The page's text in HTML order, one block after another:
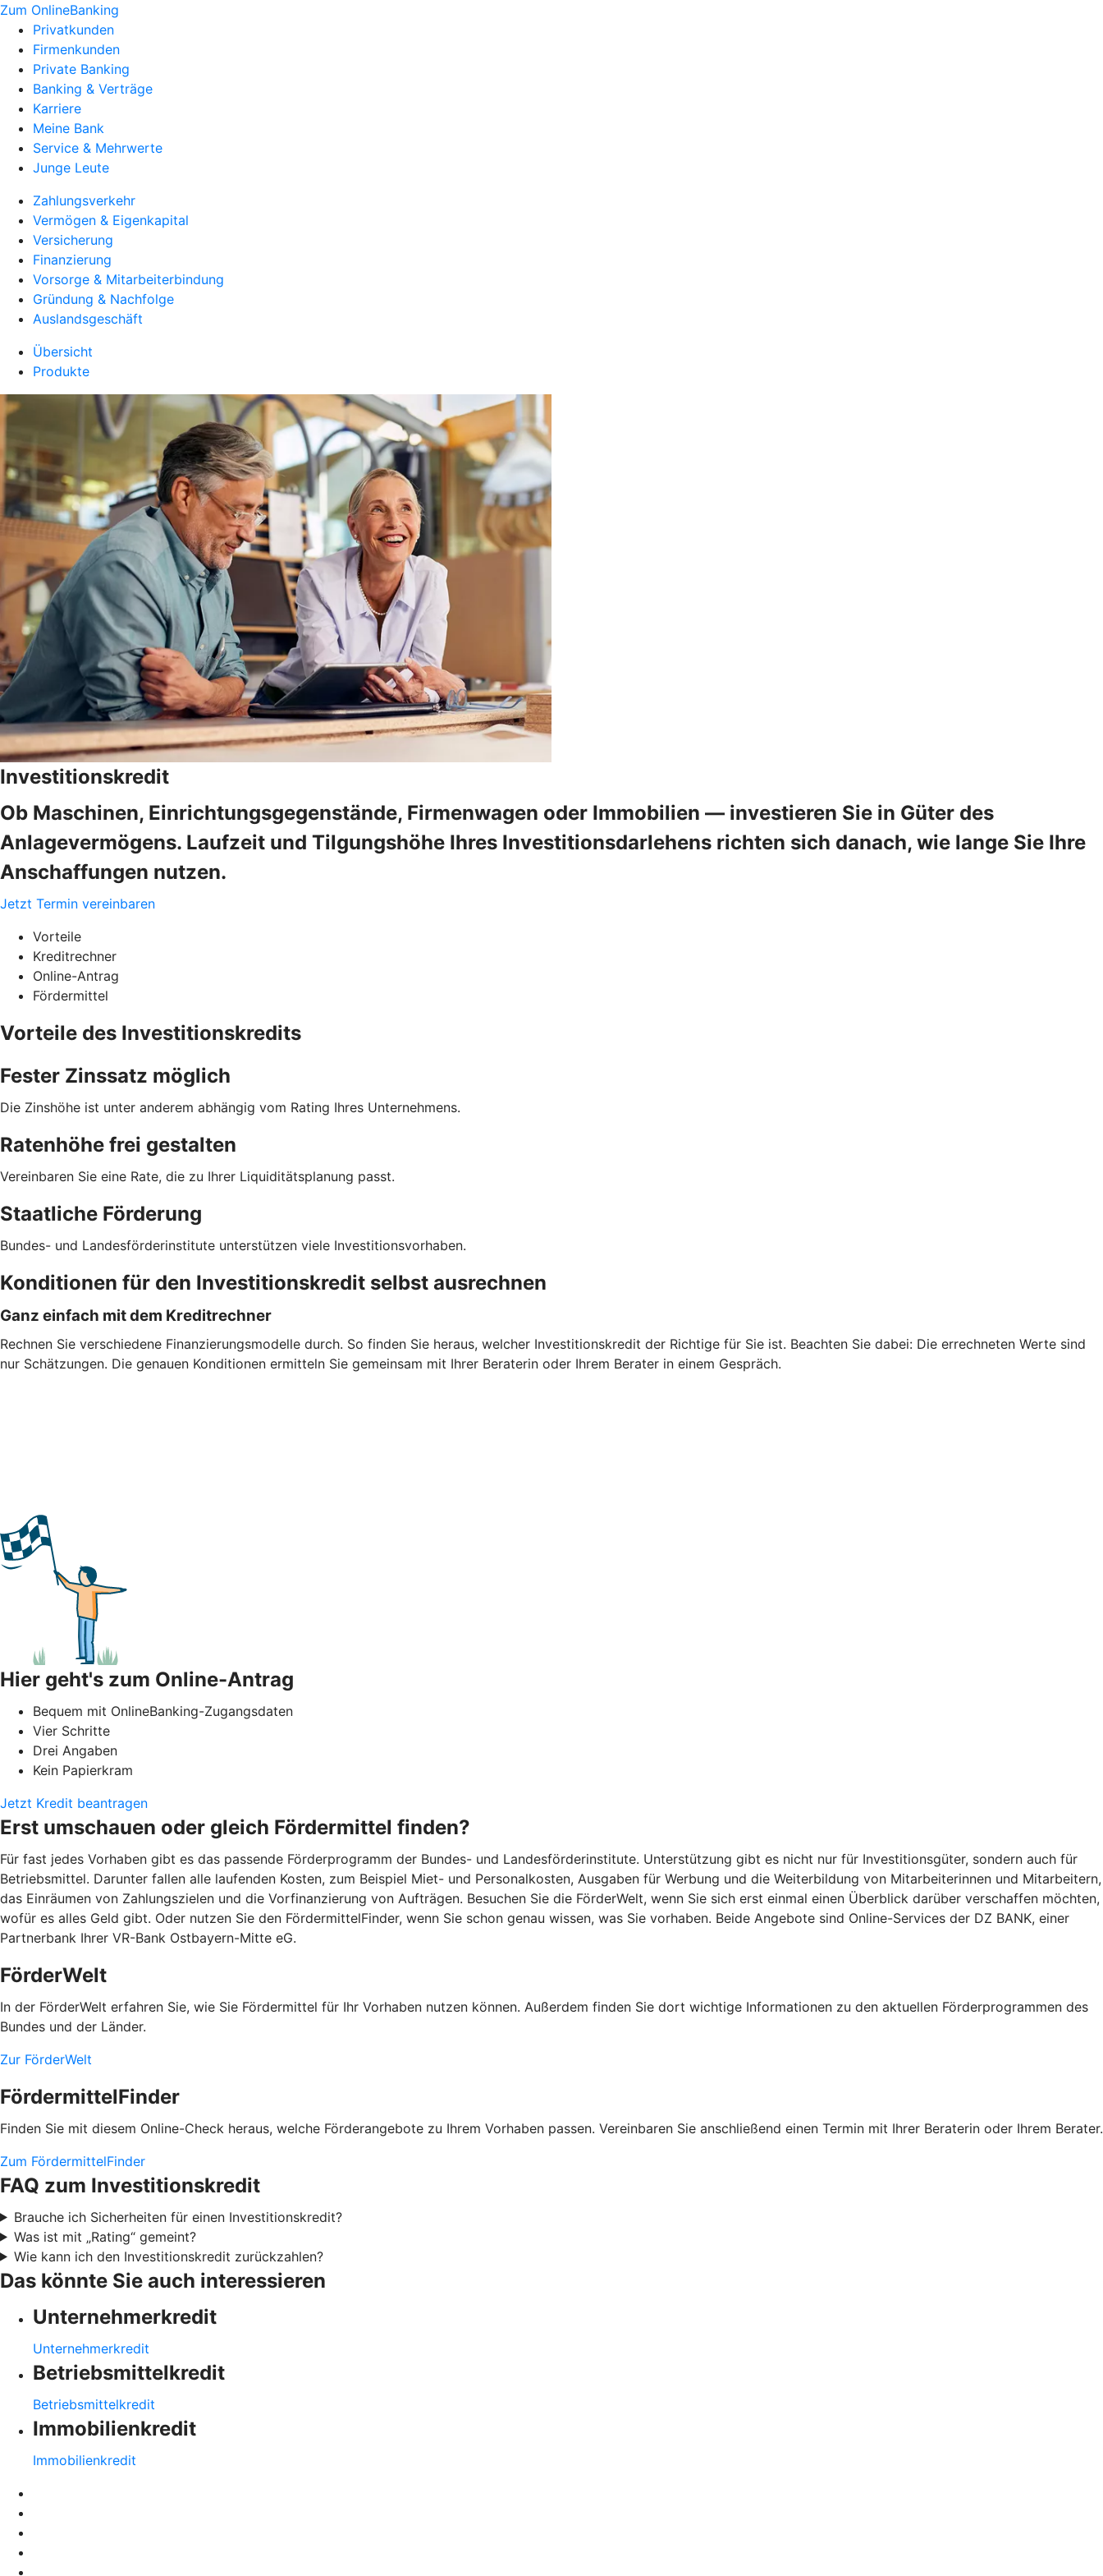
Zum OnlineBanking
Privatkunden
Firmenkunden
Private Banking
Banking & Verträge
Karriere
Meine Bank
Service & Mehrwerte
Junge Leute
Zahlungsverkehr
Vermögen & Eigenkapital
Versicherung
Finanzierung
Vorsorge & Mitarbeiterbindung
Gründung & Nachfolge
Auslandsgeschäft
Übersicht
Produkte
Investitionskredit
Ob Maschinen, Einrichtungsgegenstände, Firmenwagen oder Immobilien — investieren Sie in Güter des
Anlagevermögens. Laufzeit und Tilgungshöhe Ihres Investitionsdarlehens richten sich danach, wie lange Sie Ihre
Anschaffungen nutzen.
Jetzt Termin vereinbaren
Vorteile
Kreditrechner
Online-Antrag
Fördermittel
Vorteile des Investitionskredits
Fester Zinssatz möglich
Die Zinshöhe ist unter anderem abhängig vom Rating Ihres Unternehmens.
Ratenhöhe frei gestalten
Vereinbaren Sie eine Rate, die zu Ihrer Liquiditätsplanung passt.
Staatliche Förderung
Bundes- und Landesförderinstitute unterstützen viele Investitionsvorhaben.
Konditionen für den Investitionskredit selbst ausrechnen
Ganz einfach mit dem Kreditrechner
Rechnen Sie verschiedene Finanzierungsmodelle durch. So finden Sie heraus, welcher Investitionskredit der Richtige für Sie ist. Beachten Sie dabei: Die errechneten Werte sind
nur Schätzungen. Die genauen Konditionen ermitteln Sie gemeinsam mit Ihrer Beraterin oder Ihrem Berater in einem Gespräch.
Hier geht's zum Online-Antrag
Bequem mit OnlineBanking-Zugangsdaten
Vier Schritte
Drei Angaben
Kein Papierkram
Jetzt Kredit beantragen
Erst umschauen oder gleich Fördermittel finden?
Für fast jedes Vorhaben gibt es das passende Förderprogramm der Bundes- und Landesförderinstitute. Unterstützung gibt es nicht nur für Investitionsgüter, sondern auch für
Betriebsmittel. Darunter fallen alle laufenden Kosten, zum Beispiel Miet- und Personalkosten, Ausgaben für Werbung und die Weiterbildung von Mitarbeiterinnen und Mitarbeitern,
das Einräumen von Zahlungszielen und die Vorfinanzierung von Aufträgen. Besuchen Sie die FörderWelt, wenn Sie sich erst einmal einen Überblick darüber verschaffen möchten,
wofür es alles Geld gibt. Oder nutzen Sie den FördermittelFinder, wenn Sie schon genau wissen, was Sie vorhaben. Beide Angebote sind Online-Services der DZ BANK, einer
Partnerbank Ihrer VR-Bank Ostbayern-Mitte eG.
FörderWelt
In der FörderWelt erfahren Sie, wie Sie Fördermittel für Ihr Vorhaben nutzen können. Außerdem finden Sie dort wichtige Informationen zu den aktuellen Förderprogrammen des
Bundes und der Länder.
Zur FörderWelt
FördermittelFinder
Finden Sie mit diesem Online-Check heraus, welche Förderangebote zu Ihrem Vorhaben passen. Vereinbaren Sie anschließend einen Termin mit Ihrer Beraterin oder Ihrem Berater.
Zum FördermittelFinder
FAQ zum Investitionskredit
Brauche ich Sicherheiten für einen Investitionskredit?
Was ist mit „Rating“ gemeint?
Wie kann ich den Investitionskredit zurückzahlen?
Das könnte Sie auch interessieren
Unternehmerkredit
Unternehmerkredit
Betriebsmittelkredit
Betriebsmittelkredit
Immobilienkredit
Immobilienkredit